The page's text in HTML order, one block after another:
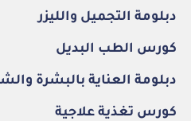
دبلومة التجميل والليزر
كورس الطب البديل
دبلومة العناية بالبشرة
كورس تغذية علاجية